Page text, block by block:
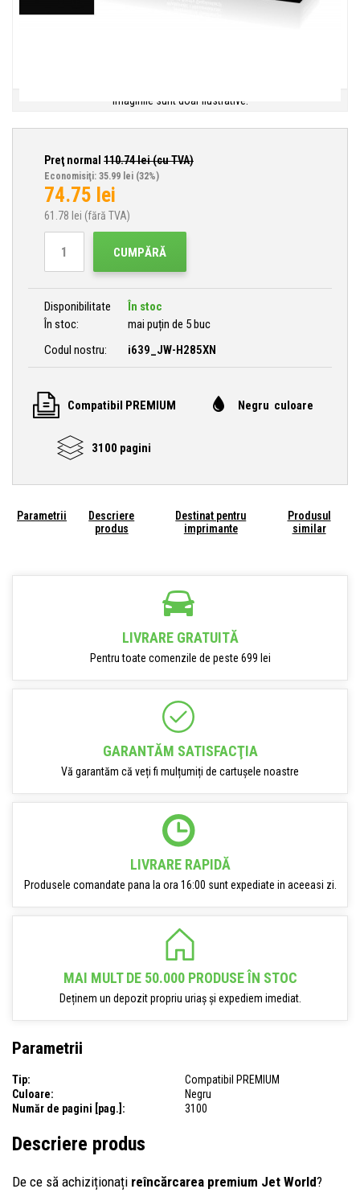
Imaginile sunt doar ilustrative.
Preţ normal 110.74lei (cu TVA)
Economisiţi: 35.99 lei (32%)
74.75 lei
61.78 lei (fără TVA)
CUMPĂRĂ
Disponibilitate
În stoc
În stoc:
mai puțin de 5 buc
Codul nostru:
i639_JW-H285XN
Compatibil PREMIUM Negru culoare
3100 pagini
Parametrii
Descriere
produs
Destinat pentru
imprimante
Produsul
similar
LIVRARE GRATUITĂ
Pentru toate comenzile de peste 699 lei
GARANTĂM SATISFACŢIA
Vă garantăm că veți fi mulțumiți de cartușele noastre
LIVRARE RAPIDĂ
Produsele comandate pana la ora 16:00 sunt expediate in aceeasi zi.
MAI MULT DE 50.000 PRODUSE ÎN STOC
Deținem un depozit propriu uriaș și expediem imediat.
Parametrii
Tip:
Compatibil PREMIUM
Culoare:
Negru
Număr de pagini [pag.]:
3100
Descriere produs
De ce să achiziționați reîncărcarea premium Jet World?